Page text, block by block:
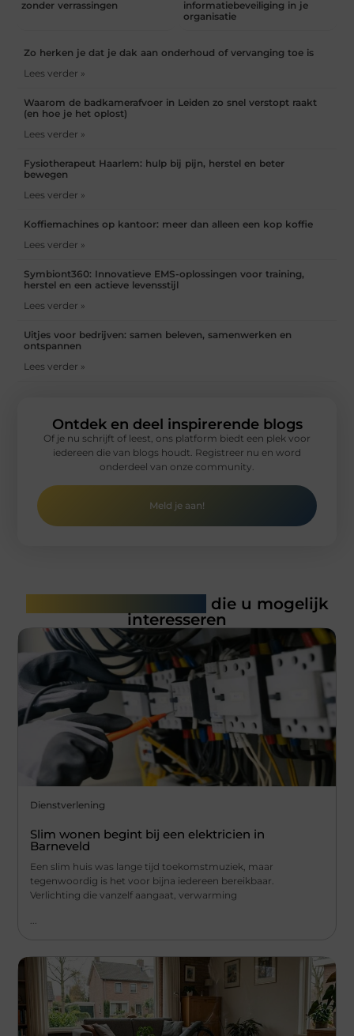
zonder verrassingen
informatiebeveiliging in je
organisatie
Zo herken je dat je dak aan onderhoud of vervanging toe is
Lees verder »
Waarom de badkamerafvoer in Leiden zo snel verstopt raakt
(en hoe je het oplost)
Lees verder »
Fysiotherapeut Haarlem: hulp bij pijn, herstel en beter
bewegen
Lees verder »
Koffiemachines op kantoor: meer dan alleen een kop koffie
Lees verder »
Symbiont360: Innovatieve EMS-oplossingen voor training,
herstel en een actieve levensstijl
Lees verder »
Uitjes voor bedrijven: samen beleven, samenwerken en
ontspannen
Lees verder »
Ontdek en deel inspirerende blogs
Of je nu schrijft of leest, ons platform biedt een plek voor
iedereen die van blogs houdt. Registreer nu en word
onderdeel van onze community.
Meld je aan!
die u mogelijk
interesseren
Dienstverlening
Slim wonen begint bij een elektricien in
Barneveld
Een slim huis was lange tijd toekomstmuziek, maar
tegenwoordig is het voor bijna iedereen bereikbaar.
Verlichting die vanzelf aangaat, verwarming
...